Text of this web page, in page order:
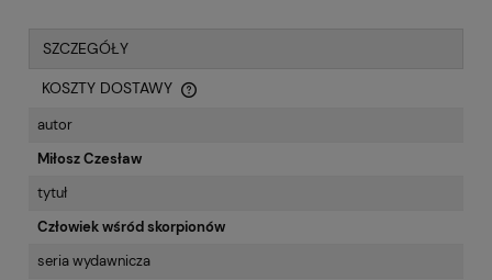
SZCZEGÓŁY
KOSZTY DOSTAWY
CENA NIE ZAWIERA EWENTUALNYCH KOSZTÓW PŁATNOŚCI
autor
Miłosz Czesław
tytuł
Człowiek wśród skorpionów
seria wydawnicza